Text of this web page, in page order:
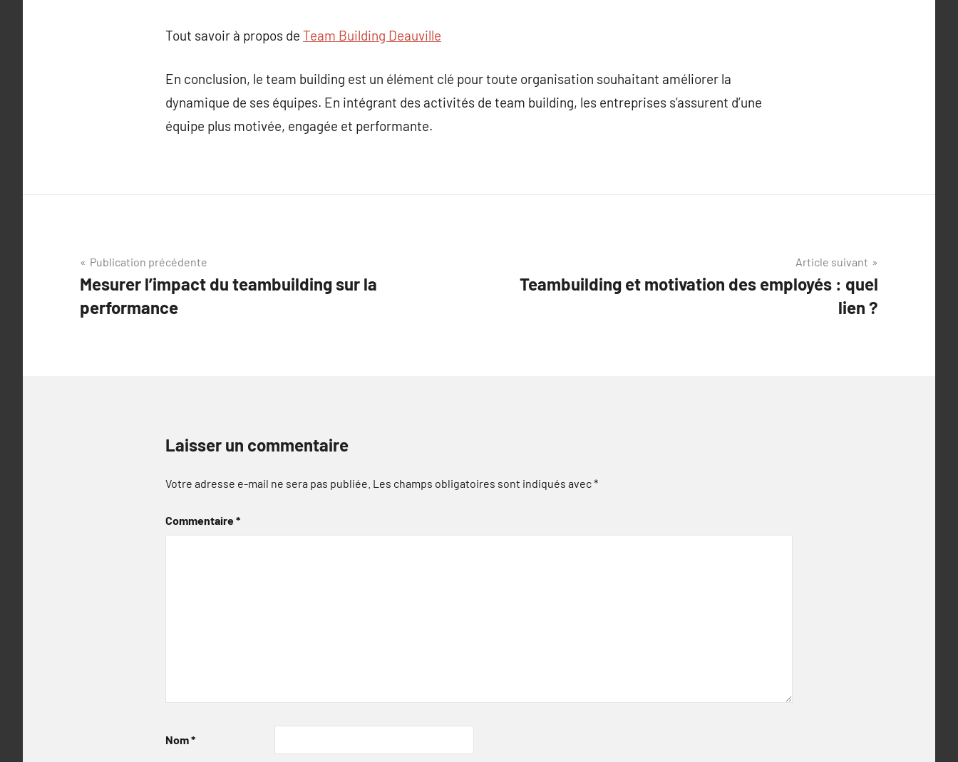
Tout savoir à propos de Team Building Deauville
En conclusion, le team building est un élément clé pour toute organisation souhaitant améliorer la
dynamique de ses équipes. En intégrant des activités de team building, les entreprises s’assurent d’une
équipe plus motivée, engagée et performante.
Navigation
de
l’article
Publication précédente
Mesurer l’impact du teambuilding sur la
performance
Article suivant
Teambuilding et motivation des employés : quel
lien ?
Laisser un commentaire
Votre adresse e-mail ne sera pas publiée. Les champs obligatoires sont indiqués avec*
Commentaire*
Nom*